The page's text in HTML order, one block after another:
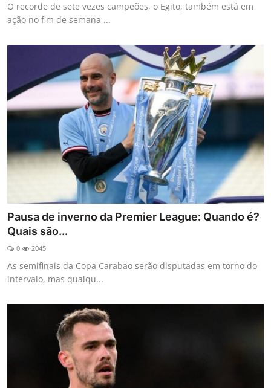
O recorde de sete vezes campeões, o Egito, também está em
ação no fim de semana ...
Pausa de inverno da Premier League: Quando é?
Quais são...
0 2045
As semifinais da Copa Carabao serão disputadas em torno do
intervalo, mas qualqu...